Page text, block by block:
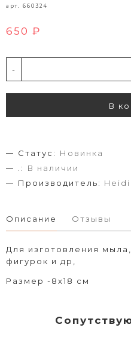
арт. 660324
650 ₽
-
В
Статус:
Новинка
.:
В наличии
Производитель:
Описание Отзывы
Для изготовления
фигурок и др,
Размер -8х18 см